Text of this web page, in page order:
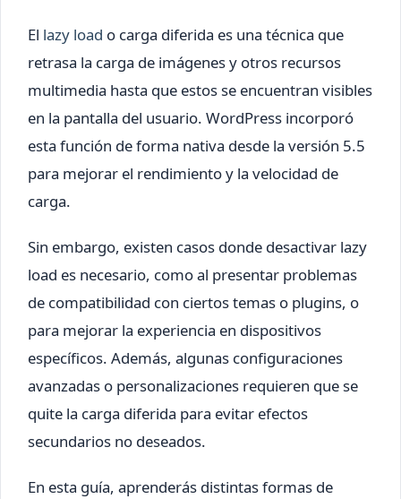
El lazy load o carga diferida es una técnica que
retrasa la carga de imágenes y otros recursos
multimedia hasta que estos se encuentran visibles
en la pantalla del usuario. WordPress incorporó
esta función de forma nativa desde la versión 5.5
para mejorar el rendimiento y la velocidad de
carga.
Sin embargo, existen casos donde desactivar lazy
load es necesario, como al presentar problemas
de compatibilidad con ciertos temas o plugins, o
para mejorar la experiencia en dispositivos
específicos. Además, algunas configuraciones
avanzadas o personalizaciones requieren que se
quite la carga diferida para evitar efectos
secundarios no deseados.
En esta guía, aprenderás distintas formas de